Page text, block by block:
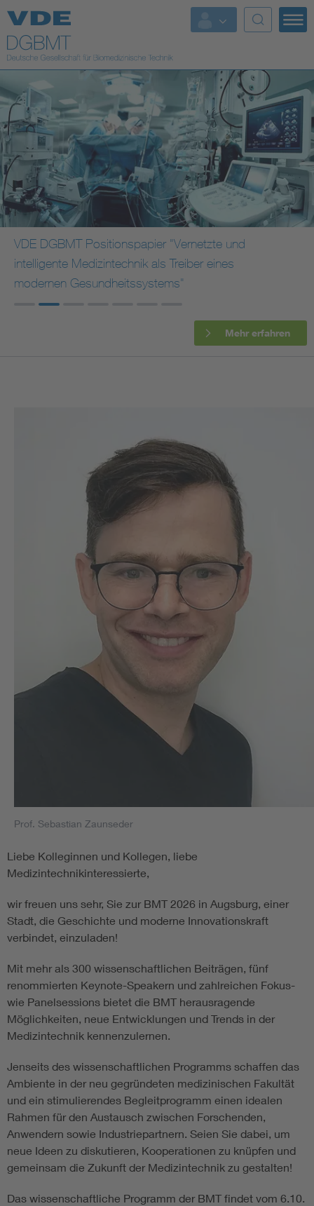
Top Themen
Fokusthemen
Energy
AI & Digital Trust
Health
Mobility
Standards
Weitere Themen
VDE DGBMT Positionspapier "Vernetzte und
intelligente Medizintechnik als Treiber eines
modernen Gesundheitssystems"
Mehr erfahren
Prof. Sebastian Zaunseder
Liebe Kolleginnen und Kollegen, liebe
Medizintechnikinteressierte,
wir freuen uns sehr, Sie zur BMT 2026 in Augsburg, einer
Stadt, die Geschichte und moderne Innovationskraft
verbindet, einzuladen!
Mit mehr als 300 wissenschaftlichen Beiträgen, fünf
renommierten Keynote-Speakern und zahlreichen Fokus-
wie Panelsessions bietet die BMT herausragende
Möglichkeiten, neue Entwicklungen und Trends in der
Medizintechnik kennenzulernen.
Jenseits des wissenschaftlichen Programms schaffen das
Ambiente in der neu gegründeten medizinischen Fakultät
und ein stimulierendes Begleitprogramm einen idealen
Rahmen für den Austausch zwischen Forschenden,
Anwendern sowie Industriepartnern. Seien Sie dabei, um
neue Ideen zu diskutieren, Kooperationen zu knüpfen und
gemeinsam die Zukunft der Medizintechnik zu gestalten!
Das wissenschaftliche Programm der BMT findet vom 6.10.